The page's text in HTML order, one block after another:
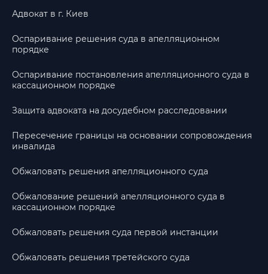
Адвокат в г. Киев
Оспаривание решения суда в апелляционном
порядке
Оспаривание постановления апелляционного суда в
кассационном порядке
Защита адвоката на досудебном расследовании
Пересечение границы на основании сопровождения
инвалида
Обжаловать решения апелляционного суда
Обжалование решений апелляционного суда в
кассационном порядке
Обжаловать решения суда первой инстанции
Обжаловать решения третейского суда